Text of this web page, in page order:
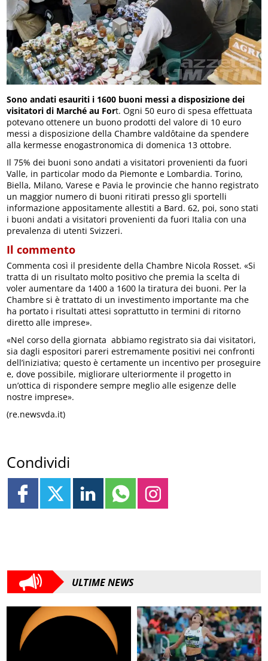
Sono andati esauriti i 1600 buoni messi a disposizione dei
visitatori di Marché au Fort. Ogni 50 euro di spesa effettuata
potevano ottenere un buono prodotti del valore di 10 euro
messi a disposizione della Chambre valdôtaine da spendere
alla kermesse enogastronomica di domenica 13 ottobre.
Il 75% dei buoni sono andati a visitatori provenienti da fuori
Valle, in particolar modo da Piemonte e Lombardia. Torino,
Biella, Milano, Varese e Pavia le provincie che hanno registrato
un maggior numero di buoni ritirati presso gli sportelli
informazione appositamente allestiti a Bard. 62, poi, sono stati
i buoni andati a visitatori provenienti da fuori Italia con una
prevalenza di utenti Svizzeri.
Il commento
Commenta così il presidente della Chambre Nicola Rosset. «Si
tratta di un risultato molto positivo che premia la scelta di
voler aumentare da 1400 a 1600 la tiratura dei buoni. Per la
Chambre si è trattato di un investimento importante ma che
ha portato i risultati attesi soprattutto in termini di ritorno
diretto alle imprese».
«Nel corso della giornata abbiamo registrato sia dai visitatori,
sia dagli espositori pareri estremamente positivi nei confronti
dell’iniziativa; questo è certamente un incentivo per proseguire
e, dove possibile, migliorare ulteriormente il progetto in
un’ottica di rispondere sempre meglio alle esigenze delle
nostre imprese».
(re.newsvda.it)
Condividi
ULTIME NEWS